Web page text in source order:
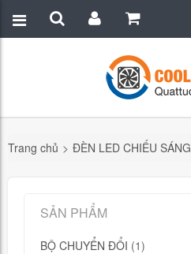
Trang chủ > ĐÈN LED CHIẾU SÁNG
SẢN PHẨM
BỘ CHUYỂN ĐỔI (1)